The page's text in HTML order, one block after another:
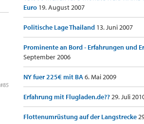
#85
Euro 19. August 2007
Politische Lage Thailand 13. Juni 2007
Prominente an Bord - Erfahrungen und
September 2006
NY fuer 225€ mit BA6. Mai 2009
Erfahrung mit Flugladen.de??29. Juli
Flottenumrüstung auf der Langstrecke